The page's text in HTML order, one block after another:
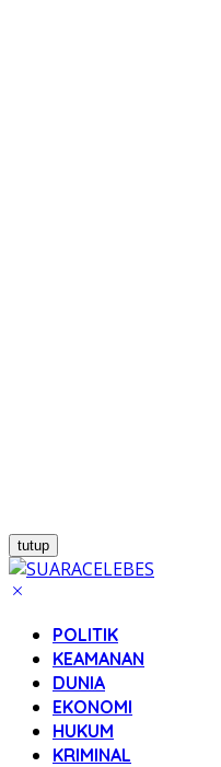
tutup
POLITIK
KEAMANAN
DUNIA
EKONOMI
HUKUM
KRIMINAL